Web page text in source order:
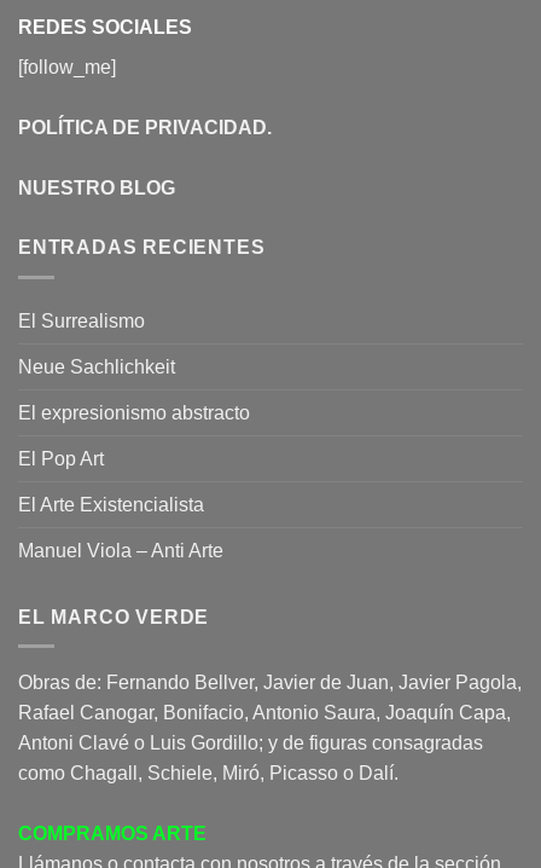
REDES SOCIALES
[follow_me]
POLÍTICA DE PRIVACIDAD.
NUESTRO BLOG
ENTRADAS RECIENTES
El Surrealismo
Neue Sachlichkeit
El expresionismo abstracto
El Pop Art
El Arte Existencialista
Manuel Viola – Anti Arte
EL MARCO VERDE
Obras de: Fernando Bellver, Javier de Juan, Javier Pagola,
Rafael Canogar, Bonifacio, Antonio Saura, Joaquín Capa,
Antoni Clavé o Luis Gordillo; y de figuras consagradas
como Chagall, Schiele, Miró, Picasso o Dalí.
COMPRAMOS ARTE